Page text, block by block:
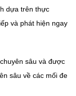
dựa trên thực
và phát hiện ngay
sâu và được
sâu về các mối đe